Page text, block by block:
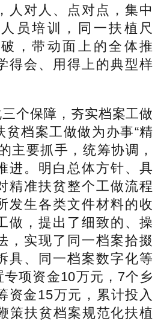
人对人、点对点，集中
员培训，同一扶植尺
，带动面上的全体推
得会、用得上的典型样
保障，夯实档案工做
贫档案工做做为办事“精
主要抓手，统筹协调，
进。明白总体方针、具
精准扶贫整个工做流程
发生各类文件材料的收
做，提出了细致的、操
，实现了同一档案拾掇
具、同一档案数字化等
项资金10万元，7个乡
资金15万元，累计投入
策扶贫档案规范化扶植